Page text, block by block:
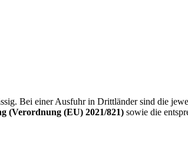
Bei einer Ausfuhr in Drittländer sind die
(Verordnung (EU) 2021/821) sowie die